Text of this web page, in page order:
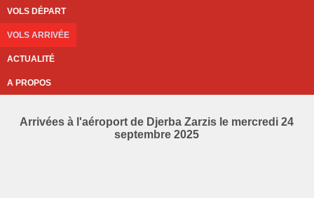
VOLS DÉPART
VOLS ARRIVÉE
ACTUALITÉ
A PROPOS
Arrivées à l'aéroport de Djerba Zarzis le mercredi 24
septembre 2025